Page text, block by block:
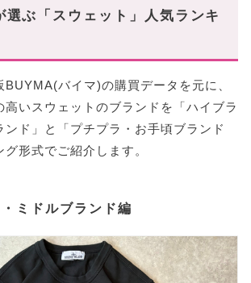
ドル御用達▷▷mahagrid(マハグリッド)
ンド】おすすめスウェット2選
で大人の余裕漂う▷▷LOEWE(ロエベ)
も演出できる▷▷メゾンマルジェラ
部の「メンズ・おすすめトップス」レ
も✓
ブに欠かせないスウェット・フーディ
選ぶ「スウェット」人気ランキ
BUYMA(バイマ)の購買データを元に、
高いスウェットのブランドを「ハイブラ
ンド」と「プチプラ・お手頃ブランド
形式でご紹介します。
ミドルブランド編